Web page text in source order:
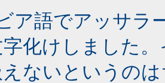
ア語でアッサラ
化けしました
ないというの